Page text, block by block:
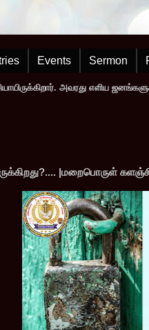
Events Sermon
அவரது எளிய
|மறைபொருள்